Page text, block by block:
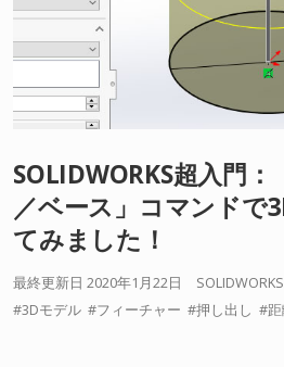
SOLIDWORKS超入門
／ベース」コマンドで
てみました！
最終更新日 2020年1月22日
SOLIDWORKS
3Dモデル
フィーチャー 押し出し